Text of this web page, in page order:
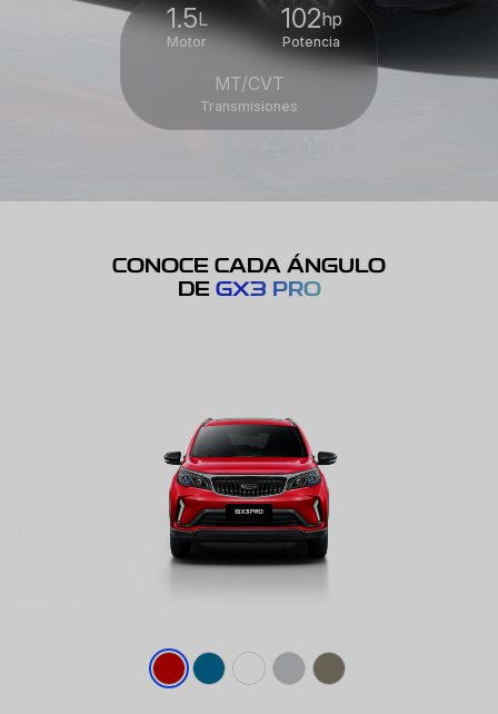
1.5L
Motor
102hp
Potencia
MT/CVT
Transmisiones
CONOCE CADA ÁNGULO
DE GX3 PRO